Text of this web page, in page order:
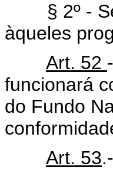
§ 2º -
àqueles
Art. 52
funcionará
do Fundo
Art. 53